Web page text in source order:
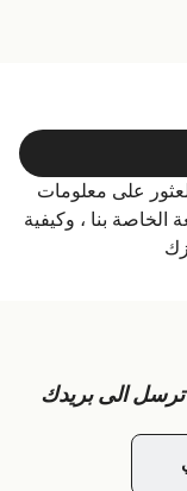
على معلومات
الخاصة بنا ، وكيفية
الى بريدك